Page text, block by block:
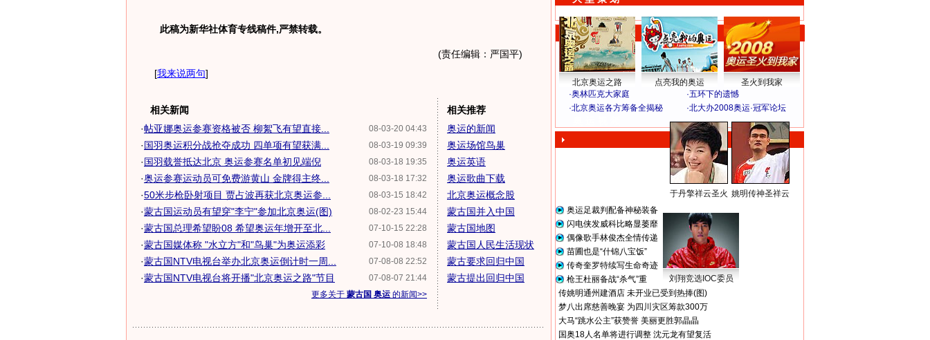
此稿为新华社体育专线稿件,严禁转载。
(责任编辑：严国平)
[我来说两句]
相关新闻
08-03-20 04:43
·帖亚娜奥运参赛资格被否 柳絮飞有望直接...
08-03-19 09:39
·国羽奥运积分战抢夺成功 四单项有望获满...
08-03-18 19:35
·国羽载誉抵达北京 奥运参赛名单初见端倪
08-03-18 17:32
·奥运参赛运动员可免费游黄山 金牌得主终...
08-03-15 18:42
·50米步枪卧射项目 贾占波再获北京奥运参...
08-02-23 15:44
·蒙古国运动员有望穿"李宁"参加北京奥运(图)
07-10-15 22:28
·蒙古国总理希望盼08 希望奥运年增开至北...
07-10-08 18:48
·蒙古国媒体称 "水立方"和"鸟巢"为奥运添彩
07-08-08 22:52
·蒙古国NTV电视台举办北京奥运倒计时一周...
07-08-07 21:44
·蒙古国NTV电视台将开播"北京奥运之路"节目
更多关于 蒙古国 奥运 的新闻>>
相关推荐
奥运的新闻
奥运场馆鸟巢
奥运英语
奥运歌曲下载
北京奥运概念股
蒙古国并入中国
蒙古国地图
蒙古国人民生活现状
蒙古要求回归中国
蒙古提出回归中国
北京奥运之路 点亮我的奥运
圣火到我家
·奥林匹克大家庭 ·五环下的遗憾
·北京奥运各方筹备全揭秘 ·北大办2008奥运·冠军论坛
于丹擎祥云圣火 姚明传神圣祥云
奥运足裁判配备神秘装备
闪电侠发威科比略显萎靡
偶像歌手林俊杰全情传递
苗圃也是“什锦八宝饭”
传奇奎罗特续写生命奇迹
枪王杜丽备战“杀气”重
刘翔竞选IOC委员
传姚明通州建酒店 未开业已受到热捧(图)
梦八出席慈善晚宴 为四川灾区筹款300万
大马“跳水公主”获赞誉 美丽更胜郭晶晶
国奥18人名单将进行调整 沈元龙有望复活